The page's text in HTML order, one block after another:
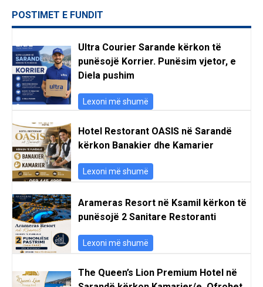
POSTIMET E FUNDIT
Ultra Courier Sarande kërkon të
punësojë Korrier. Punësim vjetor, e
Diela pushim
Lexoni më shumë
Hotel Restorant OASIS në Sarandë
kërkon Banakier dhe Kamarier
Lexoni më shumë
Arameras Resort në Ksamil kërkon të
punësojë 2 Sanitare Restoranti
Lexoni më shumë
The Queen’s Lion Premium Hotel në